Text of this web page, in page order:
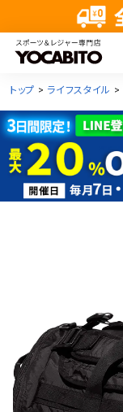
トップ ライフスタイル